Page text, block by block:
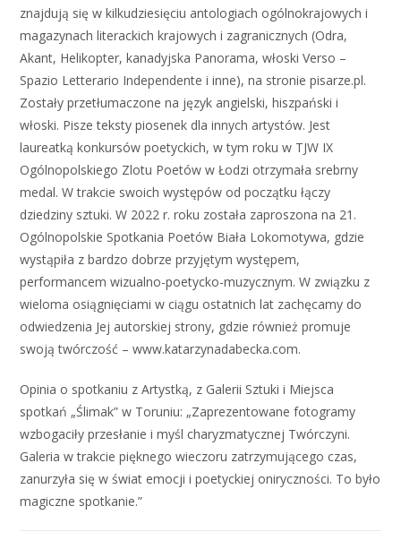
znajdują się w kilkudziesięciu antologiach ogólnokrajowych i
magazynach literackich krajowych i zagranicznych (Odra,
Akant, Helikopter, kanadyjska Panorama, włoski Verso –
Spazio Letterario Independente i inne), na stronie pisarze.pl.
Zostały przetłumaczone na język angielski, hiszpański i
włoski. Pisze teksty piosenek dla innych artystów. Jest
laureatką konkursów poetyckich, w tym roku w TJW IX
Ogólnopolskiego Zlotu Poetów w Łodzi otrzymała srebrny
medal. W trakcie swoich występów od początku łączy
dziedziny sztuki. W 2022 r. roku została zaproszona na 21.
Ogólnopolskie Spotkania Poetów Biała Lokomotywa, gdzie
wystąpiła z bardzo dobrze przyjętym występem,
performancem wizualno-poetycko-muzycznym. W związku z
wieloma osiągnięciami w ciągu ostatnich lat zachęcamy do
odwiedzenia Jej autorskiej strony, gdzie również promuje
swoją twórczość – www.katarzynadabecka.com.
Opinia o spotkaniu z Artystką, z Galerii Sztuki i Miejsca
spotkań „Ślimak” w Toruniu: „Zaprezentowane fotogramy
wzbogaciły przesłanie i myśl charyzmatycznej Twórczyni.
Galeria w trakcie pięknego wieczoru zatrzymującego czas,
zanurzyła się w świat emocji i poetyckiej oniryczności. To było
magiczne spotkanie.”